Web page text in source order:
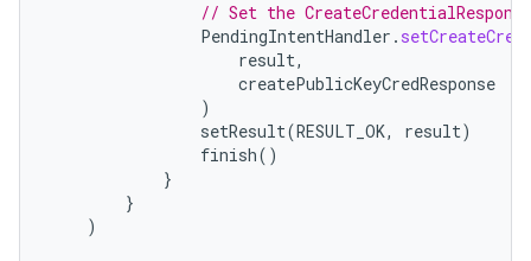
// Set the
PendingIntentHandler .
result,
createPublicKeyCredResponse
)
setResult(RESULT_OK, result)
finish()
}
}
)